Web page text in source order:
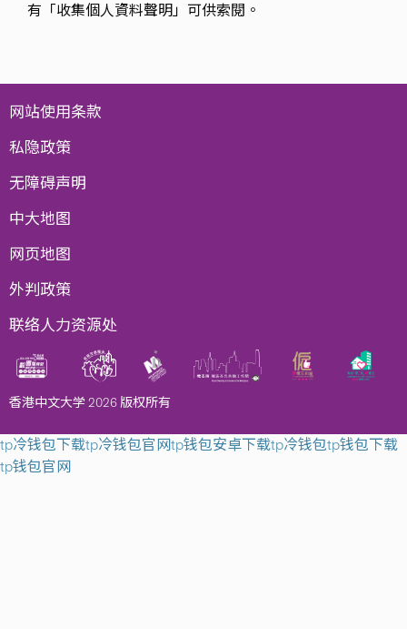
有「收集個人資料聲明」可供索閱。
网站使用条款
私隐政策
无障碍声明
中大地图
网页地图
外判政策
联络人力资源处
香港中文大学 2026 版权所有
tp冷钱包下载tp冷钱包官网tp钱包安卓下载tp冷钱包tp钱包下载
tp钱包官网